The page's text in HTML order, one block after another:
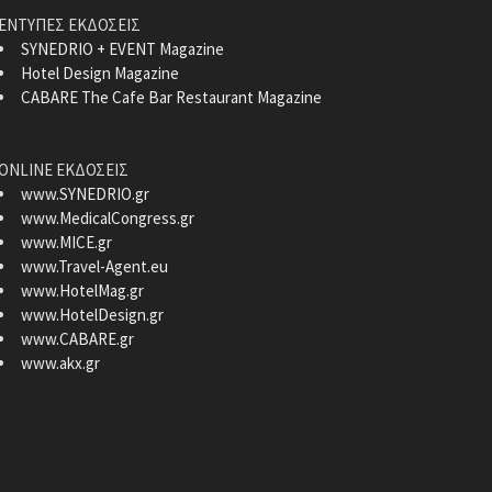
ΕΝΤΥΠΕΣ ΕΚΔΟΣΕΙΣ
SYNEDRIO + EVENT Magazine
Hotel Design Magazine
CABARE The Cafe Bar Restaurant Magazine
ΕΚΔΟΣΕΙΣ
www.SYNEDRIO.gr
www.MedicalCongress.gr
www.MICE.gr
www.Travel-Agent.eu
www.HotelMag.gr
www.HotelDesign.gr
www.CABARE.gr
www.akx.gr